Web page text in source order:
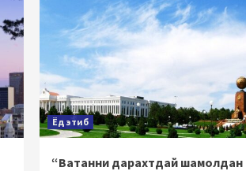
Ёд этиб
“Ватанни дарахтдай шамолдан